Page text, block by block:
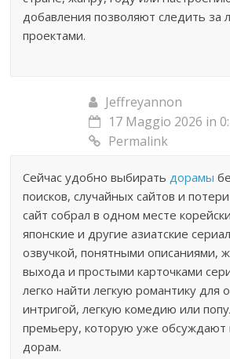
добавления позволяют следить
проектами.
Jeffreyannon
17 Maggio 2026 in
Permalink
Сейчас удобно выбирать дорамы
поисков, случайных сайтов и
сайт собрал в одном месте
японские и другие азиатские
озвучкой, понятными описаниями,
выхода и простыми карточками
легко найти легкую романтику для
интригой, легкую комедию или
премьеру, которую уже обсуждают
дорам.